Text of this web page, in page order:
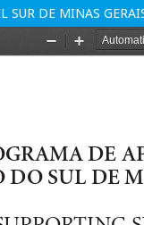
SUR DE MINAS